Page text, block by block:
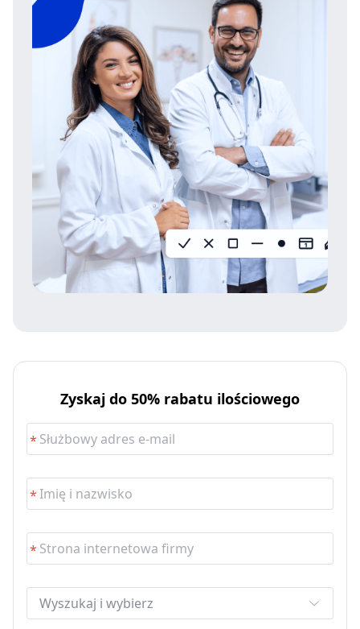
Zyskaj do 50% rabatu ilościowego
Wyszukaj i wybierz